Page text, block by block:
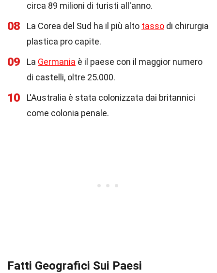
circa 89 milioni di turisti all'anno.
08 La Corea del Sud ha il più alto tasso di chirurgia
plastica pro capite.
09 La Germania è il paese con il maggior numero
di castelli, oltre 25.000.
10
L'Australia è stata colonizzata dai britannici
come colonia penale.
Fatti Geografici Sui Paesi